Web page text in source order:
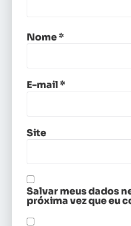
Nome*
E-mail*
Site
Salvar meus dados
próxima vez que eu